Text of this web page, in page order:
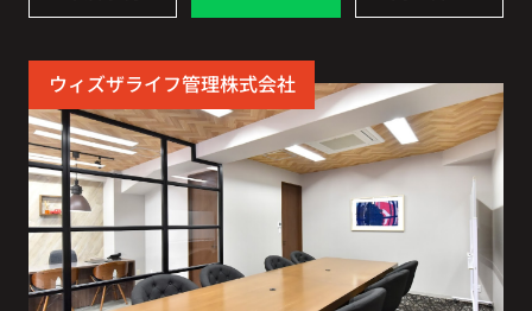
ウィズザライフ管理株式会社